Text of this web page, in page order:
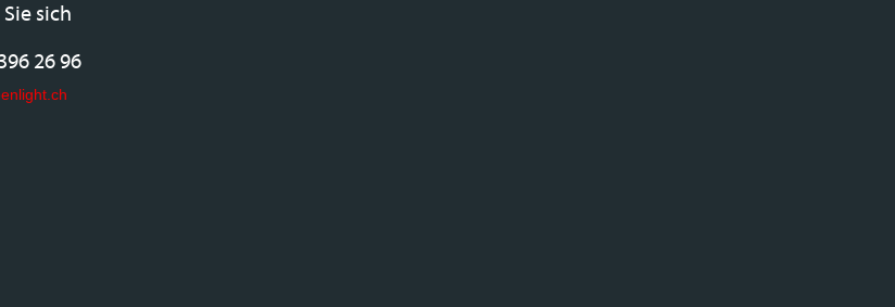
sich
26 96